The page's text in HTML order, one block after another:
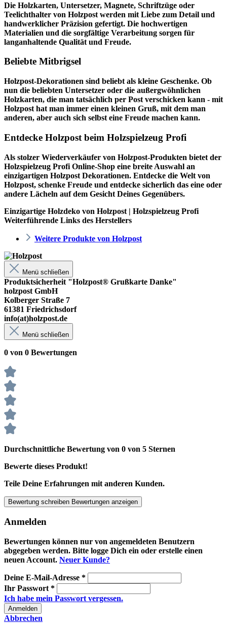
Die Holzkarten, Untersetzer, Magnete, Schriftzüge oder
Teelichthalter von Holzpost werden mit Liebe zum Detail und
handwerklicher Präzision gefertigt. Die hochwertigen
Materialien und die sorgfältige Verarbeitung sorgen für
langanhaltende Qualität und Freude.
Beliebte Mitbrigsel
Holzpost-Dekorationen sind beliebt als kleine Geschenke. Ob
nun die beliebten Untersetzer oder die außergwöhnlichen
Holzkarten, die man tatsächlich per Post verschicken kann - mit
Holzpost hat man immer einen kleinen Gruß, mit dem man
anderen, aber auch sich selbst eine Freude machen kann.
Entdecke Holzpost beim Holzspielzeug Profi
Als stolzer Wiederverkäufer von Holzpost-Produkten bietet der
Holzspielzeug Profi Online-Shop eine breite Auswahl an
einzigartigen Holzpost Dekorationen. Entdecke die Welt von
Holzpost, schenke Freude und entdecke sicherlich das eine oder
andere Lächeln auf dem Gesicht Deines Gegenübers.
Einzigartige Holzdeko von Holzpost | Holzspielzeug Profi
Weiterführende Links des Herstellers
Weitere Produkte von Holzpost
Menü schließen
Produktsicherheit "Holzpost® Grußkarte Danke"
holzpost GmbH
Kolberger Straße 7
61381 Friedrichsdorf
info(at)holzpost.de
Menü schließen
0 von 0 Bewertungen
Durchschnittliche Bewertung von 0 von 5 Sternen
Bewerte dieses Produkt!
Teile Deine Erfahrungen mit anderen Kunden.
Bewertung schreiben Bewertungen anzeigen
Anmelden
Bewertungen können nur von angemeldeten Benutzern
abgegeben werden. Bitte logge Dich ein oder erstelle einen
neuen Account. Neuer Kunde?
Deine E-Mail-Adresse *
Ihr Passwort *
Ich habe mein Passwort vergessen.
Anmelden
Abbrechen